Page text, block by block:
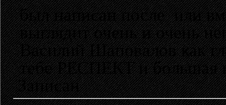
был написан после или
выглядит очень и очень
Василий Шаповалов как
тебе РЕСПЕКТ и большая
Записан